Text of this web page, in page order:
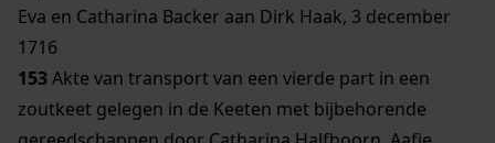
Eva en Catharina Backer aan Dirk Haak, 3 december
1716
153Akte van transport van een vierde part in een
zoutkeet gelegen in de Keeten met bijbehorende